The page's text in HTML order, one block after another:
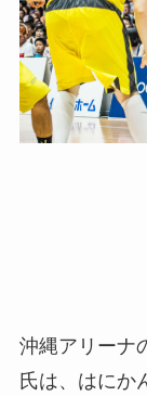
沖縄アリーナ
氏は、はにか